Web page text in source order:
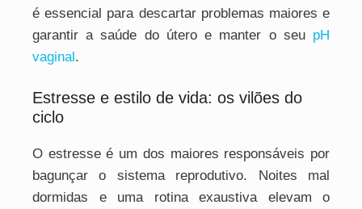
é essencial para descartar problemas maiores e
garantir a saúde do útero e manter o seu pH
vaginal.
Estresse e estilo de vida: os vilões do
ciclo
O estresse é um dos maiores responsáveis por
bagunçar o sistema reprodutivo. Noites mal
dormidas e uma rotina exaustiva elevam o